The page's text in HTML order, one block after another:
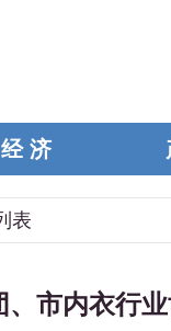
经 济
表
市内衣行